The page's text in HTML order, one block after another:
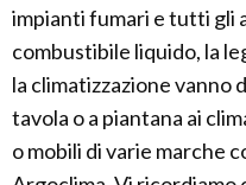
impianti fumari e tutti gli
combustibile liquido, la
la climatizzazione
tavola o a piantana ai
o mobili di varie marche